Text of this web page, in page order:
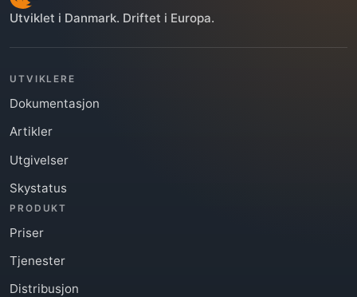
Utviklet i Danmark. Driftet i Europa.
UTVIKLERE
Dokumentasjon
Artikler
Utgivelser
Skystatus
PRODUKT
Priser
Tjenester
Distribusjon